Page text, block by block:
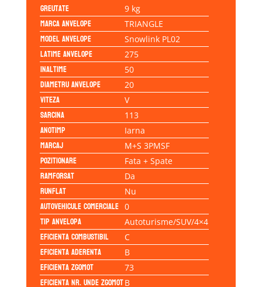
Greutate 9 kg
Marca anvelope TRIANGLE
Model anvelope Snowlink PL02
Latime anvelope 275
Inaltime 50
Diametru anvelope 20
Viteza V
Sarcina 113
Anotimp Iarna
Marcaj M+S 3PMSF
Pozitionare Fata + Spate
Ramforsat Da
Runflat Nu
Autovehicule comerciale 0
Tip anvelopa Autoturisme/SUV/4×4
Eficienta Combustibil C
Eficienta Aderenta B
Eficienta Zgomot 73
Eficienta Nr. Unde ZgomotB